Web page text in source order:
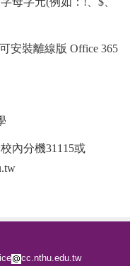
安裝離線版 Office 365
內分機31115或
cc.nthu.edu.tw